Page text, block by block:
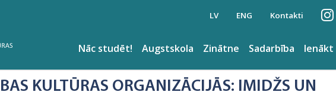
LV ENG Kontakti
Ienākt
Sadarbība
Zinātne
Augstskola
Nāc studēt!
KULTŪRAS ORGANIZĀCIJĀS: IMIDŽS UN